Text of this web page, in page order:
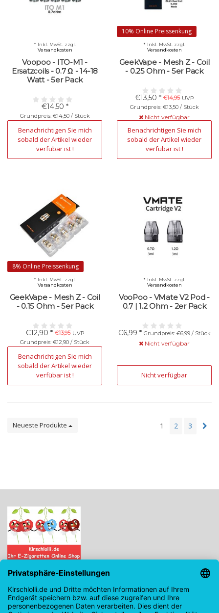
Voopoo - ITO-M1 -
Ersatzcoils - 0.7 Ω​ - 14-18
Watt - 5er Pack
€14,50 *
Grundpreis: €14,50 / Stück
* Inkl. MwSt. zzgl.
Versandkosten
Nicht verfügbar
Benachrichtigen Sie mich
sobald der Artikel wieder
verfübar ist !
10% Online Preissenkung
GeekVape - Mesh Z - Coil
- 0.25 Ohm - 5er Pack
€13,50 * €14,95 UVP
Grundpreis: €13,50 / Stück
* Inkl. MwSt. zzgl.
Versandkosten
Nicht verfügbar
Benachrichtigen Sie mich
sobald der Artikel wieder
verfübar ist !
8% Online Preissenkung
GeekVape - Mesh Z - Coil
- 0.15 Ohm - 5er Pack
€12,90 * €13,95 UVP
Grundpreis: €12,90 / Stück
* Inkl. MwSt. zzgl.
Versandkosten
Nicht verfügbar
Benachrichtigen Sie mich
sobald der Artikel wieder
verfübar ist !
VooPoo - VMate V2 Pod -
0.7 | 1.2 Ohm - 2er Pack
€6,99 * Grundpreis: €6,99 / Stück
* Inkl. MwSt. zzgl.
Versandkosten
Nicht verfügbar
Nicht verfügbar
Neueste Produkte 1 2 3
Kirschlolli.de - Ihr E-Zigaretten Online Shop
Kirchplatz 7, 96114 Hirschaid
0171 - 6124207